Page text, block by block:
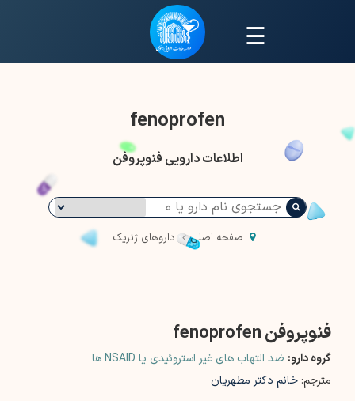
☰
fenoprofen
اطلاعات دارویی فنوپروفن
صفحه اصلی داروهای ژنریک
فنوپروفن fenoprofen
گروه دارو: ضد التهاب های غیر استروئیدی یا NSAID ها
مترجم: خانم دکتر مطهریان